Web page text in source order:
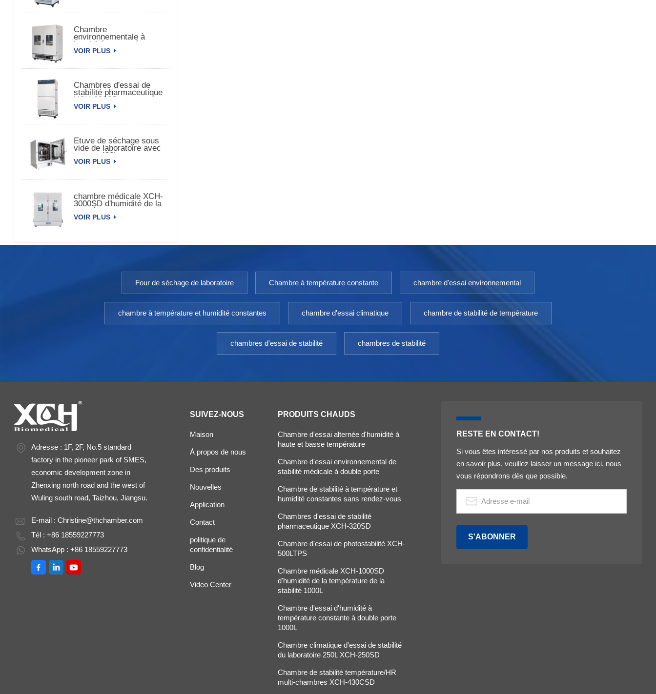
Chambre
environnementale à
humidité et température
constante à double porte
VOIR PLUS
Chambres d'essai de
stabilité pharmaceutique
XCH-320SD
VOIR PLUS
Etuve de séchage sous
vide de laboratoire avec
pompe 420L
VOIR PLUS
chambre médicale XCH-
3000SD d'humidité de la
température de la
stabilité 3000L
VOIR PLUS
Four de séchage de laboratoire Chambre à température constante chambre d'essai environnemental
chambre à température et humidité constantes chambre d'essai climatique chambre de stabilité de température
chambres d'essai de stabilité chambres de stabilité
Adresse : 1F, 2F, No.5 standard
factory in the pioneer park of SMES,
economic development zone in
Zhenxing north road and the west of
Wuling south road, Taizhou, Jiangsu.
E-mail :Christine@thchamber.com
Tél : +86 18559227773
WhatsApp : +86 18559227773
SUIVEZ-NOUS
Maison
À propos de nous
Des produits
Nouvelles
Application
Contact
politique de
confidentialité
Blog
Video Center
PRODUITS CHAUDS
Chambre d'essai alternée d'humidité à
haute et basse température
Chambre d'essai environnemental de
stabilité médicale à double porte
Chambre de stabilité à température et
humidité constantes sans rendez-vous
Chambres d'essai de stabilité
pharmaceutique XCH-320SD
Chambre d'essai de photostabilité XCH-
500LTPS
Chambre médicale XCH-1000SD
d'humidité de la température de la
stabilité 1000L
Chambre d'essai d'humidité à
température constante à double porte
1000L
Chambre climatique d'essai de stabilité
du laboratoire 250L XCH-250SD
Chambre de stabilité température/HR
multi-chambres XCH-430CSD
RESTE EN CONTACT!
Si vous êtes intéressé par nos produits et souhaitez
en savoir plus, veuillez laisser un message ici, nous
vous répondrons dès que possible.